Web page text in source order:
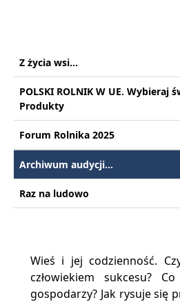
Z życia wsi...
POLSKI ROLNIK W UE. Wybieraj
Produkty
Forum Rolnika 2025
Archiwum audycji...
Raz na ludowo
Wieś i jej codzienność.
człowiekiem sukcesu?
gospodarzy? Jak rysuje się